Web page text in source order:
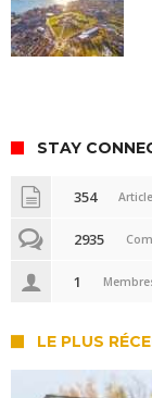
STAY
354
2935
1
LE PLUS